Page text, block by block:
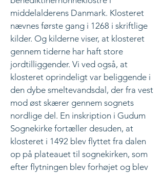
middelalderens Danmark. Klosteret
nævnes første gang i 1268 i skriftlige
kilder. Og kilderne viser, at klosteret
gennem tiderne har haft store
jordtilliggender. Vi ved også, at
klosteret oprindeligt var beliggende i
den dybe smeltevandsdal, der fra vest
mod øst skærer gennem sognets
nordlige del. En inskription i Gudum
Sognekirke fortæller desuden, at
klosteret i 1492 blev flyttet fra dalen
op på plateauet til sognekirken, som
efter flytningen blev forhøjet og blev